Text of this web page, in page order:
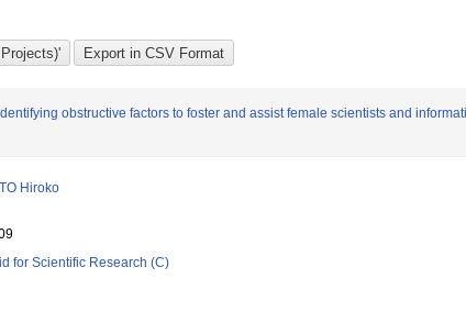
obstructive factors to foster and assist female scientists and
Hiroko
for Scientific Research (C)